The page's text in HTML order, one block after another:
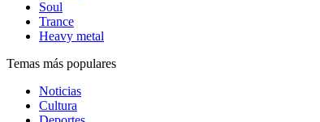
Soul
Trance
Heavy metal
Temas más populares
Noticias
Cultura